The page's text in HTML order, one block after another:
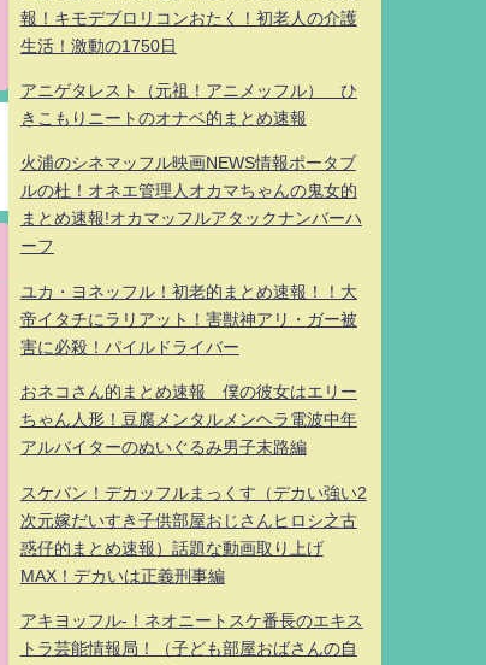
報！キモデブロリコンおたく！初老人の介護
生活！激動の1750日
アニゲタレスト（元祖！アニメッフル） ひ
きこもりニートのオナベ的まとめ速報
火浦のシネマッフル映画NEWS情報ポータブ
ルの杜！オネエ管理人オカマちゃんの鬼女的
まとめ速報!オカマッフルアタックナンバーハ
ーフ
ユカ・ヨネッフル！初老的まとめ速報！！大
帝イタチにラリアット！害獣神アリ・ガー被
害に必殺！パイルドライバー
おネコさん的まとめ速報 僕の彼女はエリー
ちゃん人形！豆腐メンタルメンヘラ電波中年
アルバイターのぬいぐるみ男子末路編
スケバン！デカッフルまっくす（デカい強い2
次元嫁だいすき子供部屋おじさんヒロシ之古
惑仔的まとめ速報）話題な動画取り上げ
MAX！デカいは正義刑事編
アキヨッフル-！ネオニートスケ番長のエキス
トラ芸能情報局！（子ども部屋おばさんの自